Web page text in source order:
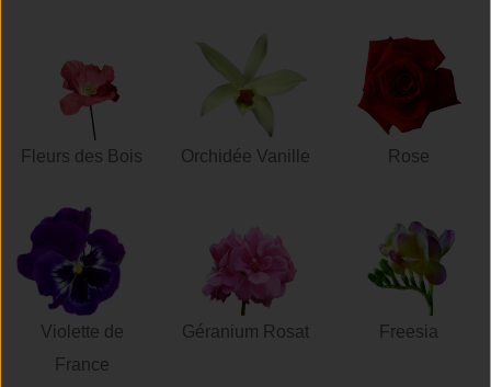
Fleurs des Bois Orchidée Vanille Rose
Violette de
France
Géranium Rosat Freesia